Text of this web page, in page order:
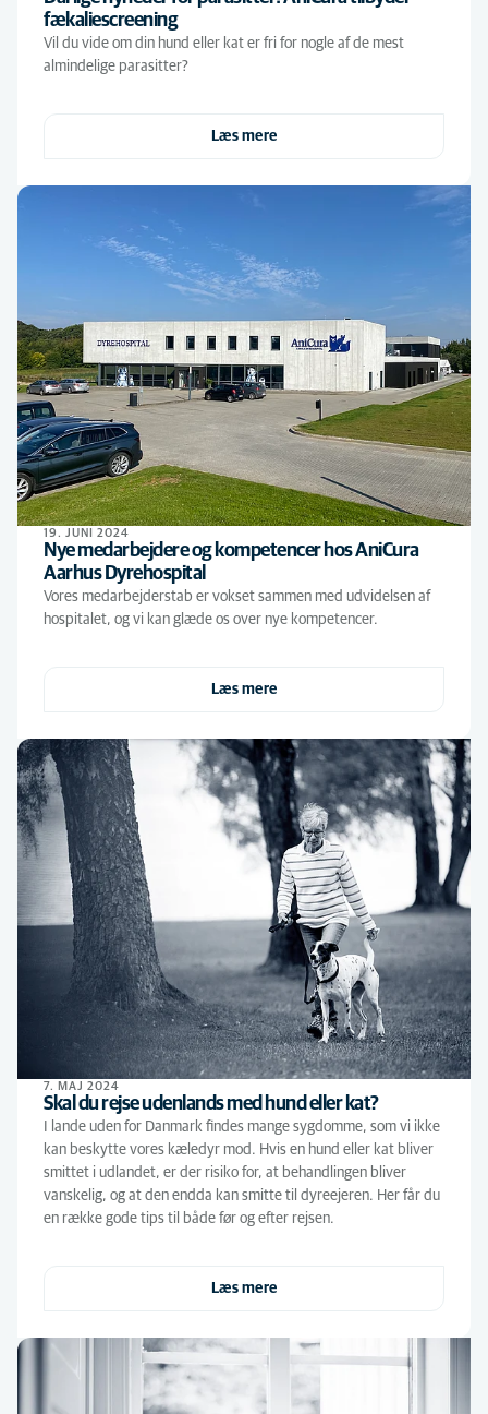
fækaliescreening
Vil du vide om din hund eller kat er fri for nogle af de mest
almindelige parasitter?
Læs mere
19. JUNI 2024
Nye medarbejdere og kompetencer hos AniCura
Aarhus Dyrehospital
Vores medarbejderstab er vokset sammen med udvidelsen af
hospitalet, og vi kan glæde os over nye kompetencer.
Læs mere
7. MAJ 2024
Skal du rejse udenlands med hund eller kat?
I lande uden for Danmark findes mange sygdomme, som vi ikke
kan beskytte vores kæledyr mod. Hvis en hund eller kat bliver
smittet i udlandet, er der risiko for, at behandlingen bliver
vanskelig, og at den endda kan smitte til dyreejeren. Her får du
en række gode tips til både før og efter rejsen.
Læs mere